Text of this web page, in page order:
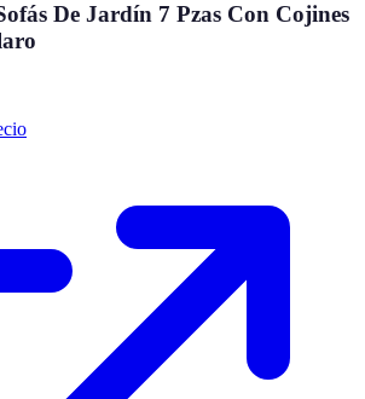
De Jardín 7 Pzas Con Cojines